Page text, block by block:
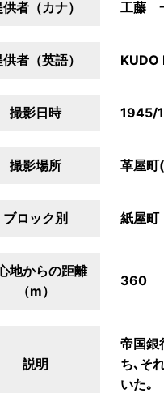
者（カナ） 工藤
者（英語）
撮影日時 1945/
撮影場所 革屋町
ブロック別 紙屋町
地からの距離
（m）
360
説明
帝国銀
ち､そ
いた｡